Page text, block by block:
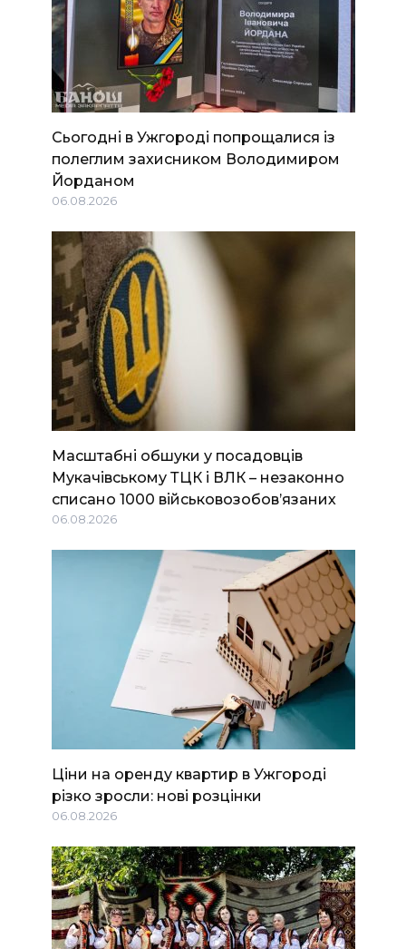
Сьогодні в Ужгороді попрощалися із
полеглим захисником Володимиром
Йорданом
06.08.2026
Масштабні обшуки у посадовців
Мукачівському ТЦК і ВЛК – незаконно
списано 1000 військовозобов’язаних
06.08.2026
Ціни на оренду квартир в Ужгороді
різко зросли: нові розцінки
06.08.2026